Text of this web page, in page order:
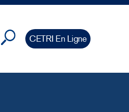
CETRI En Ligne